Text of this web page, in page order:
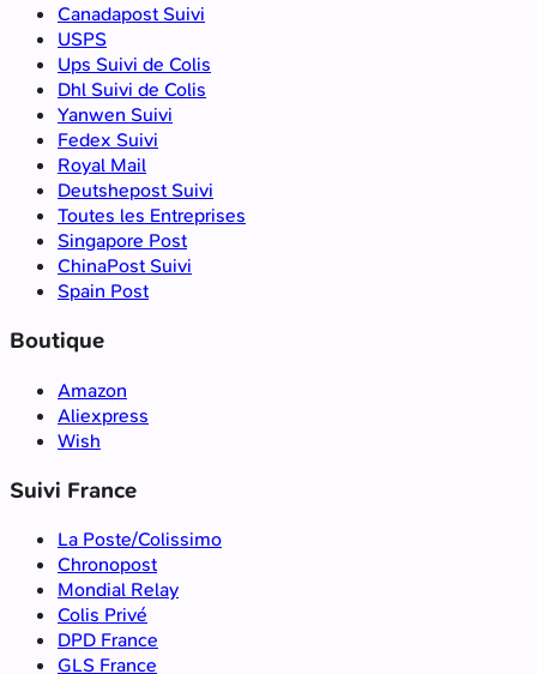
Canadapost Suivi
USPS
Ups Suivi de Colis
Dhl Suivi de Colis
Yanwen Suivi
Fedex Suivi
Royal Mail
Deutshepost Suivi
Toutes les Entreprises
Singapore Post
ChinaPost Suivi
Spain Post
Boutique
Amazon
Aliexpress
Wish
Suivi France
La Poste/Colissimo
Chronopost
Mondial Relay
Colis Privé
DPD France
GLS France